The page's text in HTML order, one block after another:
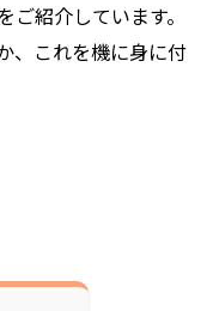
紹介しています。
、これを機に身に付